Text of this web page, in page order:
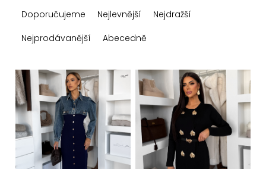
a
n
í
p
r
o
Doporučujeme Nejlevnější
Nejdražší
Nejprodávanější
Abecedně
V
ý
p
i
s